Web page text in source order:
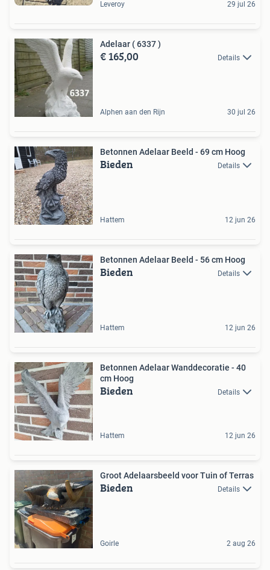
Leveroy 29 jul 26
Adelaar ( 6337 )
€ 165,00 Details
Alphen aan den Rijn 30 jul 26
Betonnen Adelaar Beeld - 69 cm Hoog
Bieden Details
Hattem 12 jun 26
Betonnen Adelaar Beeld - 56 cm Hoog
Bieden Details
Hattem 12 jun 26
Betonnen Adelaar Wanddecoratie - 40
cm Hoog
Bieden Details
Hattem 12 jun 26
Groot Adelaarsbeeld voor Tuin of Terras
Bieden Details
Goirle 2 aug 26